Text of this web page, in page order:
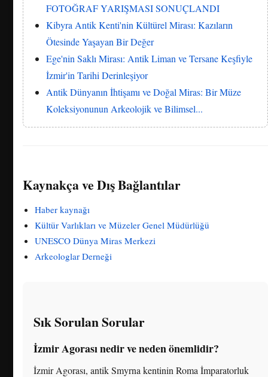
FOTOĞRAF YARIŞMASI SONUÇLANDI
Kibyra Antik Kenti'nin Kültürel Mirası: Kazıların
Ötesinde Yaşayan Bir Değer
Ege'nin Saklı Mirası: Antik Liman ve Tersane Keşfiyle
İzmir'in Tarihi Derinleşiyor
Antik Dünyanın İhtişamı ve Doğal Miras: Bir Müze
Koleksiyonunun Arkeolojik ve Bilimsel...
Kaynakça ve Dış Bağlantılar
Haber kaynağı
Kültür Varlıkları ve Müzeler Genel Müdürlüğü
UNESCO Dünya Miras Merkezi
Arkeologlar Derneği
Sık Sorulan Sorular
İzmir Agorası nedir ve neden önemlidir?
İzmir Agorası, antik Smyrna kentinin Roma İmparatorluk